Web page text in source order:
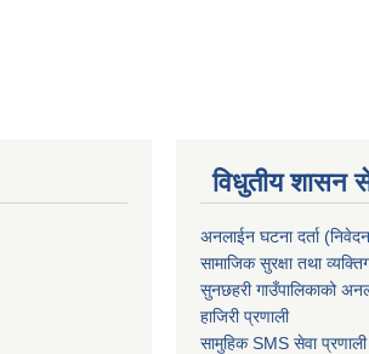
विधुतीय शासन
अनलाईन घटना दर्ता
सामाजिक सुरक्षा तथा
सुनछहरी गाउँपालिकाको
हाजिरी प्रणाली
सामुहिकSMS सेवाप्रणाली